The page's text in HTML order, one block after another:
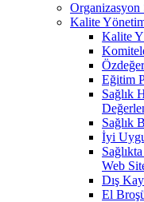
Organizasyon
Kalite
Kalite
Eğitim
Sağlık
Sağlık
İyi
Web
Dış
El